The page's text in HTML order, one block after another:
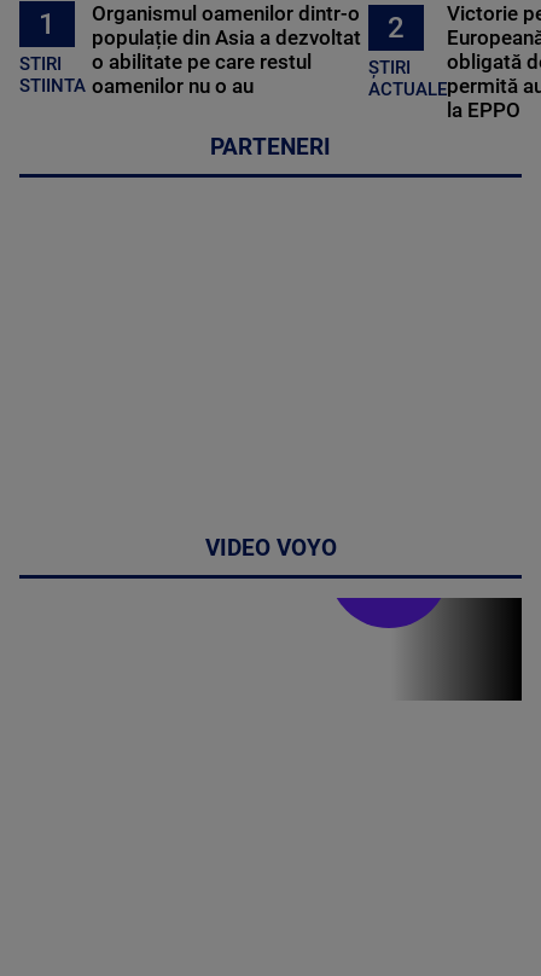
1
STIRI
STIINTA
Organismul oamenilor dintr-o
populație din Asia a dezvoltat
o abilitate pe care restul
oamenilor nu o au
2
ȘTIRI
ACTUALE
Victorie
obligată
permită
la EPPO
PARTENERI
VIDEO VOYO